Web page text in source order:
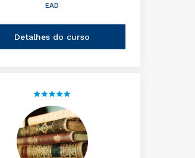
EAD
Detalhes do curso